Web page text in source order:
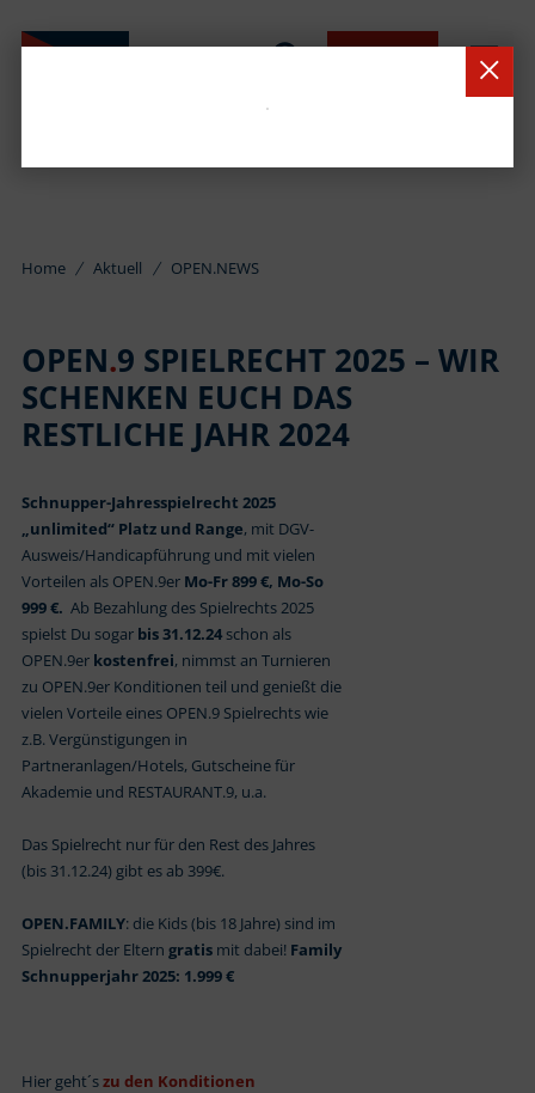
Home Aktuell OPEN.NEWS
OPEN.9 SPIELRECHT 2025 – WIR
SCHENKEN EUCH DAS
RESTLICHE JAHR 2024
Schnupper-Jahresspielrecht 2025
„unlimited“ Platz und Range, mit DGV-
Ausweis/Handicapführung und mit vielen
Vorteilen als OPEN.9er Mo-Fr 899 €, Mo-So
999 €. Ab Bezahlung des Spielrechts 2025
spielst Du sogar bis 31.12.24schon als
OPEN.9er kostenfrei, nimmst an Turnieren
zu OPEN.9er Konditionen teil und genießt die
vielen Vorteile eines OPEN.9 Spielrechts wie
z.B. Vergünstigungen in
Partneranlagen/Hotels, Gutscheine für
Akademie und RESTAURANT.9, u.a.
Das Spielrecht nur für den Rest des Jahres
(bis 31.12.24) gibt es ab 399€.
OPEN.FAMILY: die Kids (bis 18 Jahre) sind im
Spielrecht der Eltern gratismit dabei! Family
Schnupperjahr 2025: 1.999 €
Hier geht´szu den Konditionen